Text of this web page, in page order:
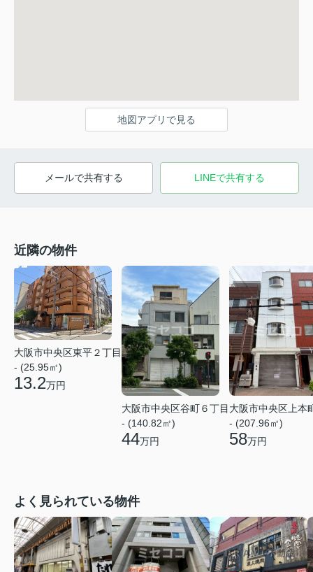
地図アプリで見る
メールで共有する LINEで共有する
近隣の物件
大阪市中央区東平２丁目
- (25.95㎡)
13.2万円
大阪市中央区谷町６丁目
- (140.82㎡)
44万円
大阪市中央区上本
- (207.96㎡)
58万円
よく見られている物件